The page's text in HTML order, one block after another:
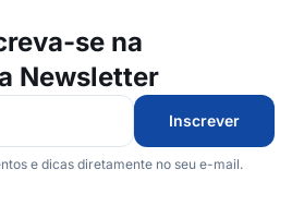
se na
Newsletter
Inscrever
e dicas diretamente no seu e-mail.